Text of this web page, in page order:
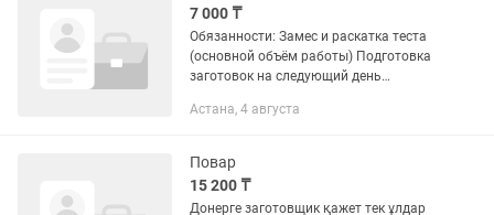
7 000 ₸
Обязанности: Замес и раскатка теста
(основной объём работы) Подготовка
заготовок на следующий день
месте Помощь в кухне (включая
Астана, 4 августа
Повар
15 200 ₸
Донерге заготовщик қажет тек ұлдар